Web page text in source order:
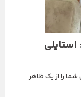
شما را از یک ظاهر